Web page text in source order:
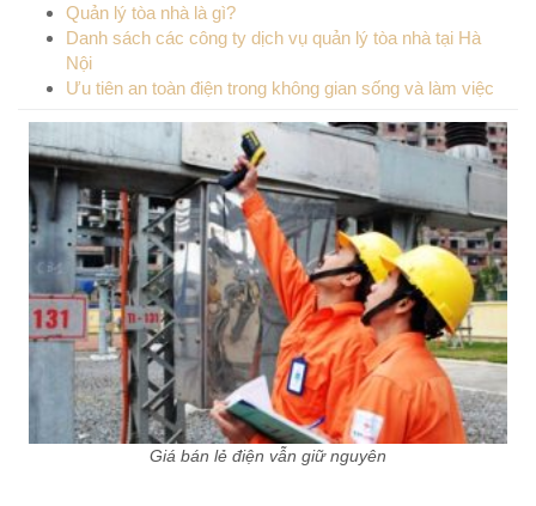
Quản lý tòa nhà là gì?
Danh sách các công ty dịch vụ quản lý tòa nhà tại Hà
Nội
Ưu tiên an toàn điện trong không gian sống và làm việc
Giá bán lẻ điện vẫn giữ nguyên